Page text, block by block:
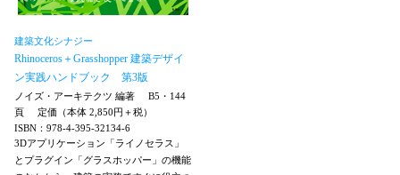
建築文化シナジー
Rhinoceros＋Grasshopper 建築デザイ
ン実践ハンドブック 第3版
ノイズ・アーキテクツ 編著
B5・144
頁
定価（本体 2,850円＋税）
ISBN：978-4-395-32134-6
3Dアプリケーション「ライノセラス」
とプラグイン「グラスホッパー」の機能